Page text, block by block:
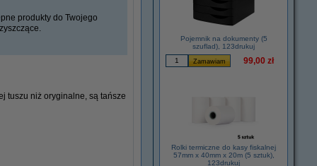
produkty do Twojego
tuszu niż oryginalne, są tańsze
Pojemnik na dokumenty (5
szuflad), 123drukuj
99,00 zł
Rolki termiczne do kasy fiskalnej
57mm x 40mm x 20m (5 sztuk),
123drukuj